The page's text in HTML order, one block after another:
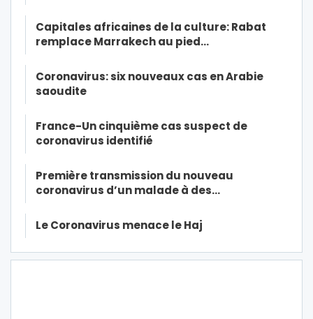
Capitales africaines de la culture: Rabat
remplace Marrakech au pied…
Coronavirus: six nouveaux cas en Arabie
saoudite
France-Un cinquième cas suspect de
coronavirus identifié
Première transmission du nouveau
coronavirus d’un malade à des…
Le Coronavirus menace le Haj